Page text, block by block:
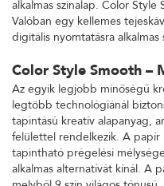
alkalmas színalap. Color
Valóban egy kellemes
digitális nyomtatásra
Color Style Smooth –
Az egyik legjobb minőségű
legtöbb technológiánál
tapintású kreatív alapanyag,
felülettel rendelkezik. A
tapintható prégelési
alkalmas alternatívát kínál. A